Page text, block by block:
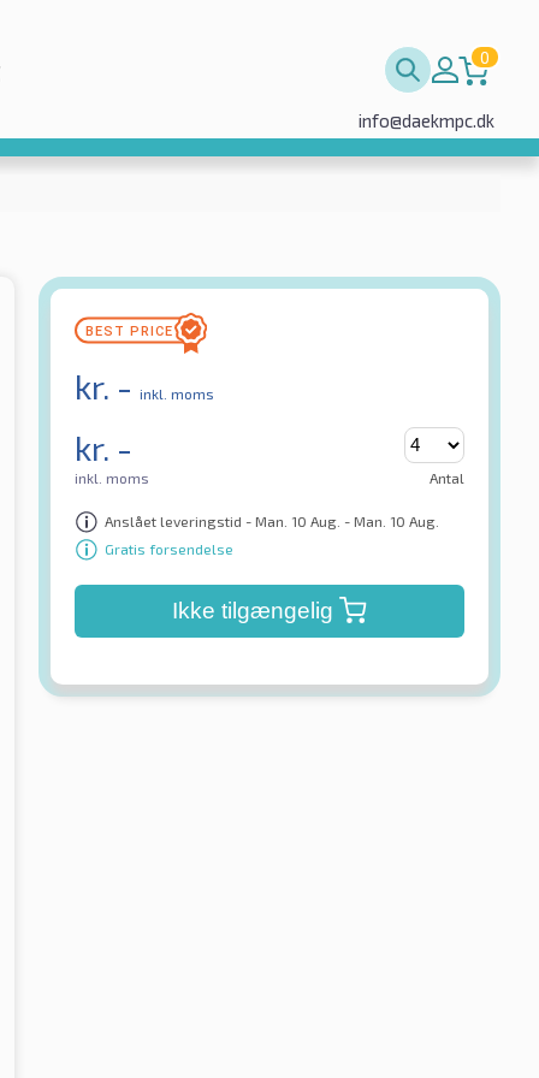
0
info@daekmpc.dk
kr. - inkl. moms
kr. -
inkl. moms Antal
Anslået leveringstid - Man. 10 Aug. - Man. 10 Aug.
Gratis forsendelse
Ikke tilgængelig